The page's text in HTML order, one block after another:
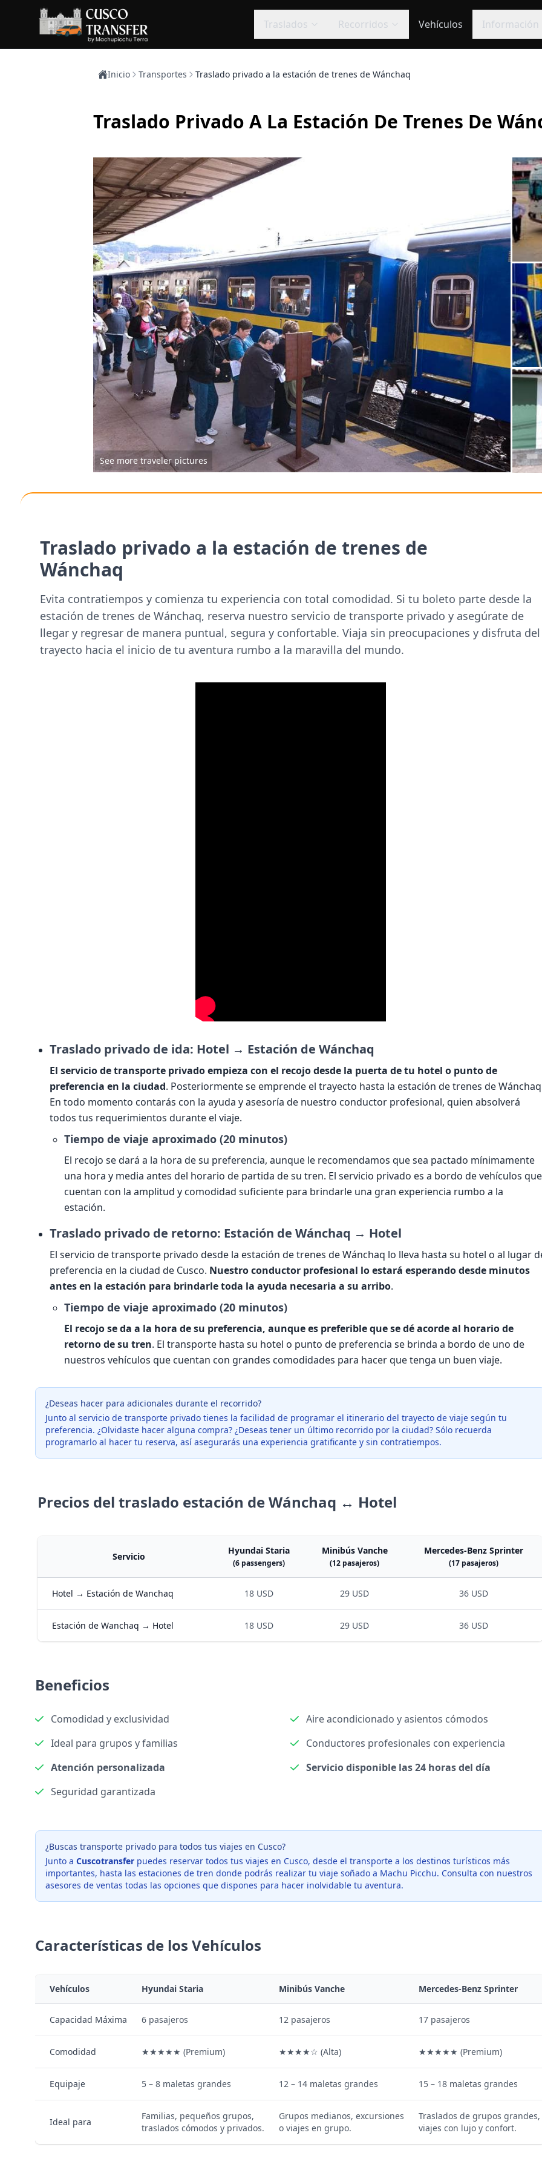
Traslados Recorridos Vehículos Información
Inicio Transportes Traslado privado a la estación de trenes de Wánchaq
Traslado Privado A La Estación De Trenes De
See more traveler pictures
Traslado privado a la estación de trenes de
Wánchaq
Evita contratiempos y comienza tu experiencia con total comodidad. Si tu boleto parte desde la
estación de trenes de Wánchaq, reserva nuestro servicio de transporte privado y asegúrate de
llegar y regresar de manera puntual, segura y confortable. Viaja sin preocupaciones y disfruta del
trayecto hacia el inicio de tu aventura rumbo a la maravilla del mundo.
Traslado privado de ida: Hotel → Estación de Wánchaq
El servicio de transporte privado empieza con el recojo desde la puerta de tu hotel o punto de
preferencia en la ciudad. Posteriormente se emprende el trayecto hasta la estación de trenes de
En todo momento contarás con la ayuda y asesoría de nuestro conductor profesional, quien absolverá
todos tus requerimientos durante el viaje.
Tiempo de viaje aproximado (20 minutos)
El recojo se dará a la hora de su preferencia, aunque le recomendamos que sea pactado mínimamente
una hora y media antes del horario de partida de su tren. El servicio privado es a bordo de vehículos que
cuentan con la amplitud y comodidad suficiente para brindarle una gran experiencia rumbo a la
estación.
Traslado privado de retorno: Estación de Wánchaq → Hotel
El servicio de transporte privado desde la estación de trenes de Wánchaq lo lleva hasta su hotel o al lugar
preferencia en la ciudad de Cusco. Nuestro conductor profesional lo estará esperando desde minutos
antes en la estación para brindarle toda la ayuda necesaria a su arribo.
Tiempo de viaje aproximado (20 minutos)
El recojo se da a la hora de su preferencia, aunque es preferible que se dé acorde al horario de
retorno de su tren. El transporte hasta su hotel o punto de preferencia se brinda a bordo de uno de
nuestros vehículos que cuentan con grandes comodidades para hacer que tenga un buen viaje.
¿Deseas hacer para adicionales durante el recorrido?
Junto al servicio de transporte privado tienes la facilidad de programar el itinerario del trayecto de viaje según tu
preferencia. ¿Olvidaste hacer alguna compra? ¿Deseas tener un último recorrido por la ciudad? Sólo recuerda
programarlo al hacer tu reserva, así asegurarás una experiencia gratificante y sin contratiempos.
Precios del traslado estación de Wánchaq ↔ Hotel
Servicio
Hyundai Staria
(6 passengers)
Minibús Vanche
(12 pasajeros)
Mercedes-Benz Sprinter
(17 pasajeros)
Hotel → Estación de Wanchaq 18 USD 29 USD 36 USD
Estación de Wanchaq → Hotel 18 USD 29 USD 36 USD
Beneficios
Comodidad y exclusividad
Ideal para grupos y familias
Atención personalizada
Seguridad garantizada
Aire acondicionado y asientos cómodos
Conductores profesionales con experiencia
Servicio disponible las 24 horas del día
¿Buscas transporte privado para todos tus viajes en Cusco?
Junto a Cuscotransfer puedes reservar todos tus viajes en Cusco, desde el transporte a los destinos turísticos más
importantes, hasta las estaciones de tren donde podrás realizar tu viaje soñado a Machu Picchu. Consulta con nuestros
asesores de ventas todas las opciones que dispones para hacer inolvidable tu aventura.
Características de los Vehículos
Vehículos Hyundai Staria Minibús Vanche Mercedes-Benz Sprinter
Capacidad Máxima 6 pasajeros 12 pasajeros 17 pasajeros
Comodidad ★★★★★ (Premium) ★★★★☆ (Alta) ★★★★★ (Premium)
Equipaje 5 – 8 maletas grandes 12 – 14 maletas grandes 15 – 18 maletas grandes
Ideal para
Familias, pequeños grupos,
traslados cómodos y privados.
Grupos medianos, excursiones
o viajes en grupo.
Traslados de grupos grandes,
viajes con lujo y confort.